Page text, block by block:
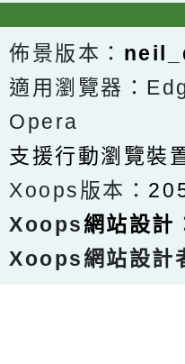
佈景版本：
適用瀏覽器：
Opera
支援行動瀏覽裝
Xoops版本：
Xoops網站設計
Xoops網站設計